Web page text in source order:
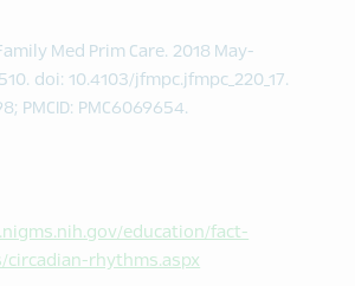
Med Prim Care. 2018 May-
doi: 10.4103/jfmpc.jfmpc_220_17.
PMCID: PMC6069654.
education/fact-
circadian-rhythms.aspx